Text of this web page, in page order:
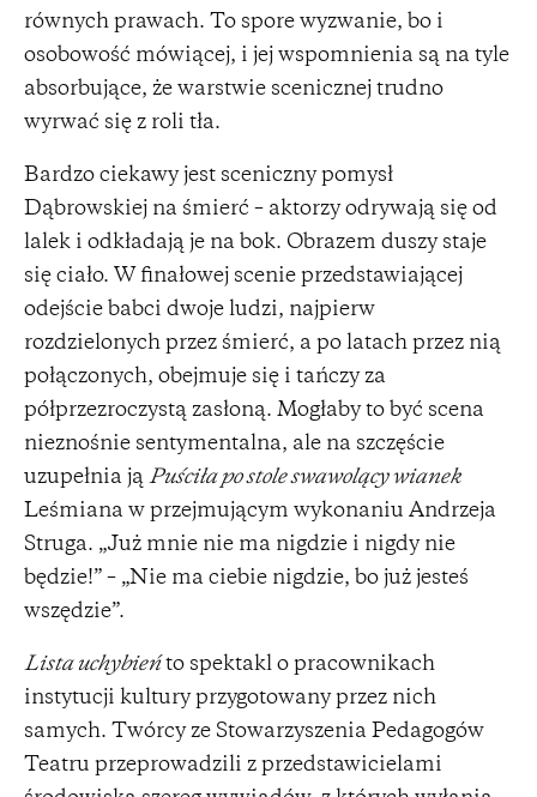
równych prawach. To spore wyzwanie, bo i
osobowość mówiącej, i jej wspomnienia są na tyle
absorbujące, że warstwie scenicznej trudno
wyrwać się z roli tła.
Bardzo ciekawy jest sceniczny pomysł
Dąbrowskiej na śmierć – aktorzy odrywają się od
lalek i odkładają je na bok. Obrazem duszy staje
się ciało. W finałowej scenie przedstawiającej
odejście babci dwoje ludzi, najpierw
rozdzielonych przez śmierć, a po latach przez nią
połączonych, obejmuje się i tańczy za
półprzezroczystą zasłoną. Mogłaby to być scena
nieznośnie sentymentalna, ale na szczęście
uzupełnia ją Puściła po stole swawolący wianek
Leśmiana w przejmującym wykonaniu Andrzeja
Struga. „Już mnie nie ma nigdzie i nigdy nie
będzie!” – „Nie ma ciebie nigdzie, bo już jesteś
wszędzie”.
Lista uchybień to spektakl o pracownikach
instytucji kultury przygotowany przez nich
samych. Twórcy ze Stowarzyszenia Pedagogów
Teatru przeprowadzili z przedstawicielami